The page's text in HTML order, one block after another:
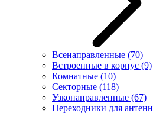
Всенаправленные (70)
Встроенные в корпус (9)
Комнатные (10)
Секторные (118)
Узконаправленные (67)
Переходники для антенн